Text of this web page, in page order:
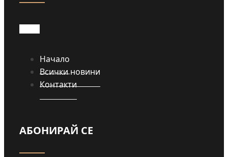
Начало
Всички новини
Контакти
АБОНИРАЙ СЕ